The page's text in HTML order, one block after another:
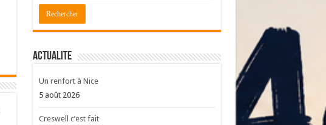
ACTUALITE
Un renfort à Nice
5 août 2026
Creswell c’est fait